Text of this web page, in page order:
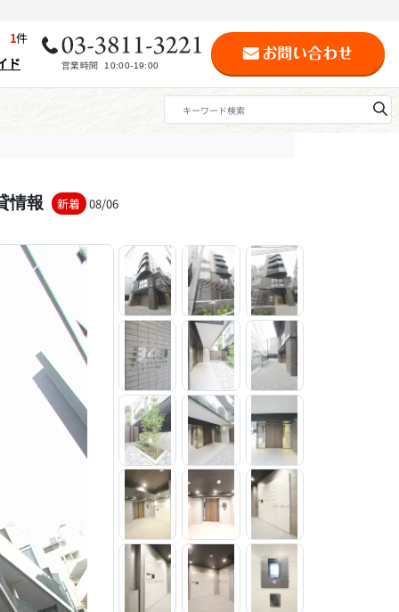
1件
ド
情報 新着 08/06